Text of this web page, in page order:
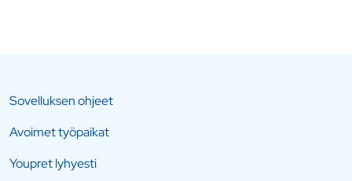
Sovelluksen ohjeet
Avoimet työpaikat
Youpret lyhyesti